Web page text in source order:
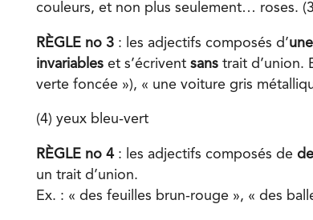
couleurs, et non plus seulement… roses.
RÈGLE no 3 : les adjectifs composés d’
invariables et s’écrivent sans trait d’union.
verte foncée »), « une voiture gris
(4) yeux bleu-vert
RÈGLE no 4: les adjectifs composés de
un trait d’union.
Ex. : « des feuilles brun-rouge », « des